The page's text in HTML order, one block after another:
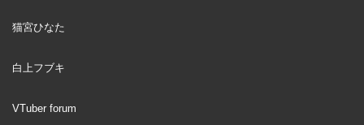
猫宮ひなた
白上フブキ
VTuber forum